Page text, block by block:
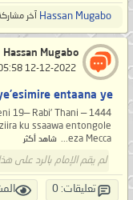
Hassan Mugabo آخر مشاركة: 19-12-
Hassan Mugabo
entaana ye.
19— Rabi’ Thani — 1444
ku ssaawa entongole
eza Mecca...
شاهد أكثر
لم يقم الإمام بالرد على
تعليقات: 0